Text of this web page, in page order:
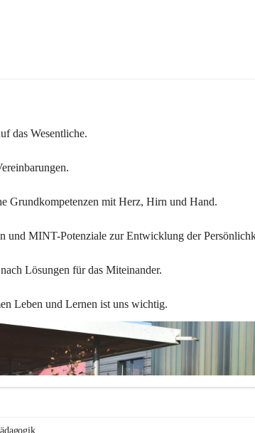
das Wesentliche.
Grundkompetenzen mit Herz, Hirn und Hand.
und MINT-Potenziale zur Entwicklung der
Lösungen für das Miteinander.
Leben und Lernen ist uns wichtig.